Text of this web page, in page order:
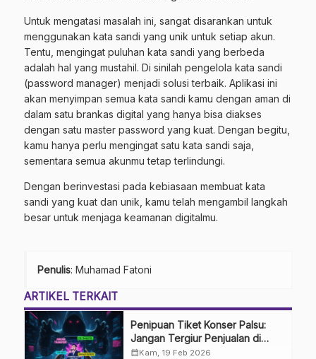
Untuk mengatasi masalah ini, sangat disarankan untuk
menggunakan kata sandi yang unik untuk setiap akun.
Tentu, mengingat puluhan kata sandi yang berbeda
adalah hal yang mustahil. Di sinilah pengelola kata sandi
(password manager) menjadi solusi terbaik. Aplikasi ini
akan menyimpan semua kata sandi kamu dengan aman di
dalam satu brankas digital yang hanya bisa diakses
dengan satu master password yang kuat. Dengan begitu,
kamu hanya perlu mengingat satu kata sandi saja,
sementara semua akunmu tetap terlindungi.
Dengan berinvestasi pada kebiasaan membuat kata
sandi yang kuat dan unik, kamu telah mengambil langkah
besar untuk menjaga keamanan digitalmu.
Penulis: Muhamad Fatoni
ARTIKEL TERKAIT
Penipuan Tiket Konser Palsu:
Jangan Tergiur Penjualan di
Media Sosial
calendar_monthKam, 19 Feb 2026